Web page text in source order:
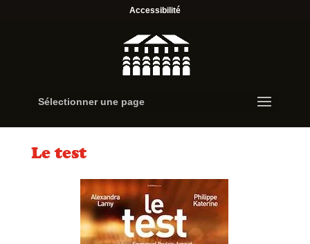
Accessibilité
Sélectionner une page
Le test